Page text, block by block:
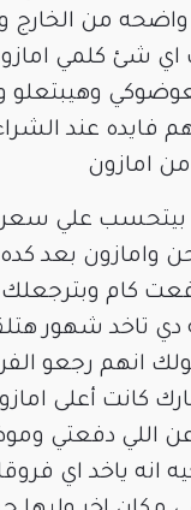
واضحه من
اي شئ كلمي
وهيبتعلو
فايده عند
امازون
بيتحسب علي سعر
وامازون بعد
كام
دي تاخد شهور
انهم رجعو
كانت أعلى
عن اللي دفعتي
انه ياخد اي